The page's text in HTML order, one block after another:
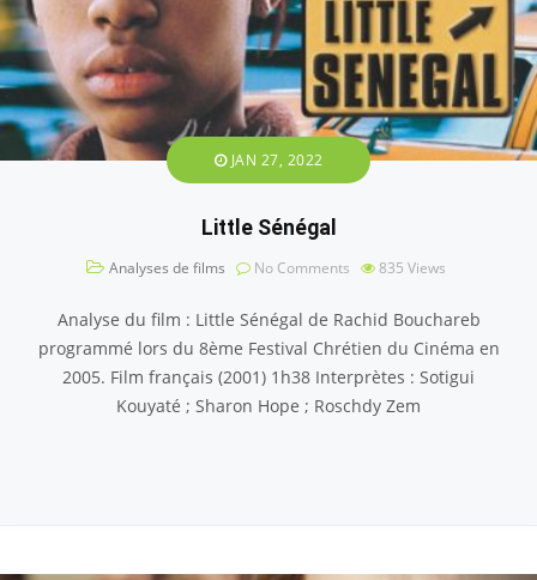
JAN 27, 2022
Little Sénégal
Analyses de films No Comments 835 Views
Analyse du film : Little Sénégal de Rachid Bouchareb
programmé lors du 8ème Festival Chrétien du Cinéma en
2005. Film français (2001) 1h38 Interprètes : Sotigui
Kouyaté ; Sharon Hope ; Roschdy Zem